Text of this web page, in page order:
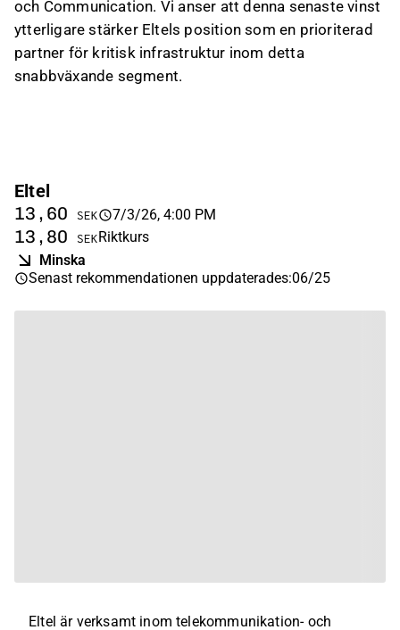
och Communication. Vi anser att denna senaste vinst
ytterligare stärker Eltels position som en prioriterad
partner för kritisk infrastruktur inom detta
snabbväxande segment.
Eltel
13,60 SEK 7/3/26, 4:00 PM
13,80 SEKRiktkurs
Minska
Senast rekommendationen uppdaterades:06/25
Eltel är verksamt inom telekommunikation- och